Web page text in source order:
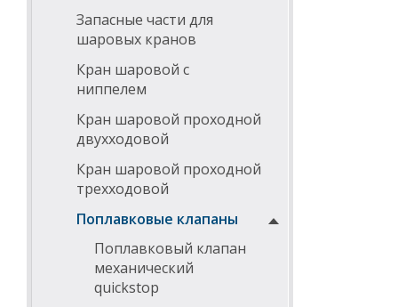
Запасные части для
шаровых кранов
Кран шаровой с
ниппелем
Кран шаровой проходной
двухходовой
Кран шаровой проходной
трехходовой
Поплавковые клапаны
Поплавковый клапан
механический
quickstop